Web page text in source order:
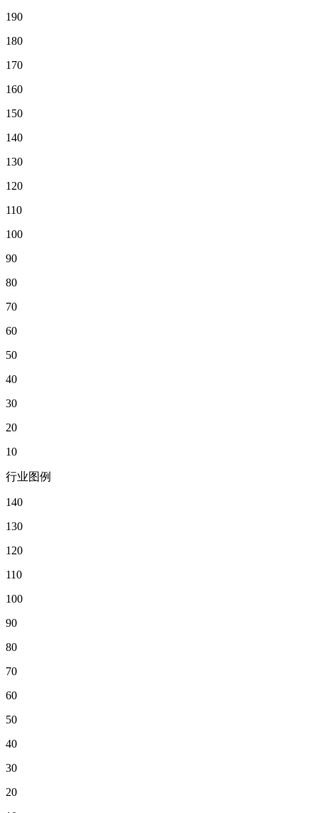
190
180
170
160
150
140
130
120
110
100
90
80
70
60
50
40
30
20
10
行业图例
140
130
120
110
100
90
80
70
60
50
40
30
20